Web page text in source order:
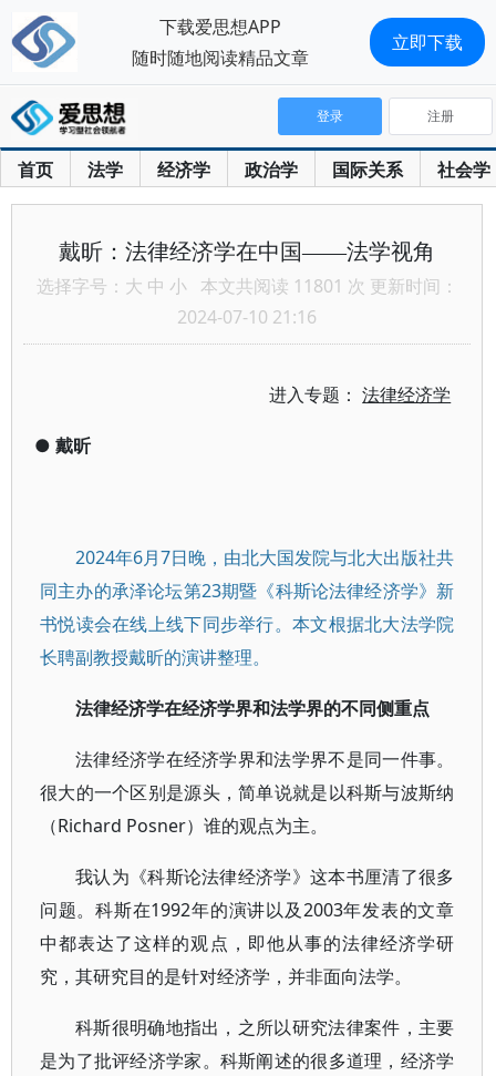
首页 法学 经济学 政治学 国际关系 社会学
登录 注册
戴昕：法律经济学在中国——法学视角
选择字号： 大 中 小 本文共阅读 11801 次 更新时间：
2024-07-10 21:16
进入专题：法律经济学
● 戴昕
2024年6月7日晚，由北大国发院与北大出版社共
同主办的承泽论坛第23期暨《科斯论法律经济学》新
书悦读会在线上线下同步举行。本文根据北大法学院
长聘副教授戴昕的演讲整理。
法律经济学在经济学界和法学界的不同侧重点
法律经济学在经济学界和法学界不是同一件事。
很大的一个区别是源头，简单说就是以科斯与波斯纳
（Richard Posner）谁的观点为主。
我认为《科斯论法律经济学》这本书厘清了很多
问题。科斯在1992年的演讲以及2003年发表的文章
中都表达了这样的观点，即他从事的法律经济学研
究，其研究目的是针对经济学，并非面向法学。
科斯很明确地指出，之所以研究法律案件，主要
是为了批评经济学家。科斯阐述的很多道理，经济学
下载爱思想APP
随时随地阅读精品文章
立即下载